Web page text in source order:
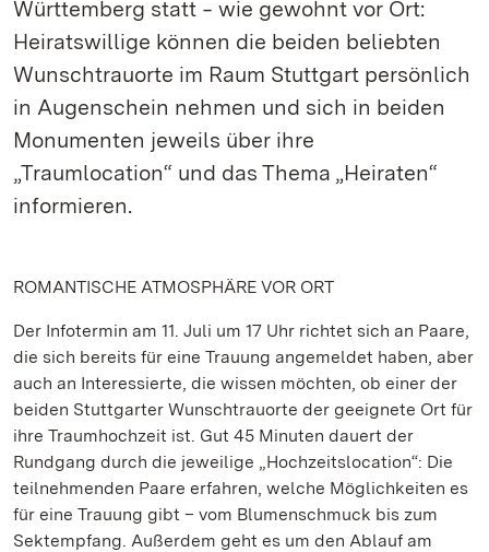
Württemberg statt ‒ wie gewohnt vor Ort:
Heiratswillige können die beiden beliebten
Wunschtrauorte im Raum Stuttgart persönlich
in Augenschein nehmen und sich in beiden
Monumenten jeweils über ihre
„Traumlocation“ und das Thema „Heiraten“
informieren.
ROMANTISCHE ATMOSPHÄRE VOR ORT
Der Infotermin am 11. Juli um 17 Uhr richtet sich an Paare,
die sich bereits für eine Trauung angemeldet haben, aber
auch an Interessierte, die wissen möchten, ob einer der
beiden Stuttgarter Wunschtrauorte der geeignete Ort für
ihre Traumhochzeit ist. Gut 45 Minuten dauert der
Rundgang durch die jeweilige „Hochzeitslocation“: Die
teilnehmenden Paare erfahren, welche Möglichkeiten es
für eine Trauung gibt – vom Blumenschmuck bis zum
Sektempfang. Außerdem geht es um den Ablauf am